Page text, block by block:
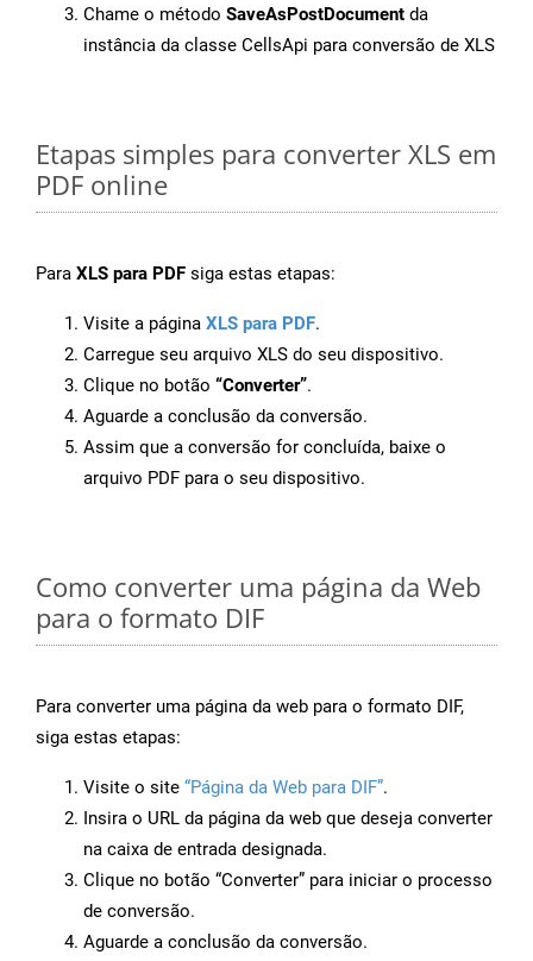
Chame o método SaveAsPostDocument da
instância da classe CellsApi para conversão de XLS
Etapas simples para converter XLS em
PDF online
Para XLS para PDF siga estas etapas:
Visite a página XLS para PDF.
Carregue seu arquivo XLS do seu dispositivo.
Clique no botão “Converter”.
Aguarde a conclusão da conversão.
Assim que a conversão for concluída, baixe o
arquivo PDF para o seu dispositivo.
Como converter uma página da Web
para o formato DIF
Para converter uma página da web para o formato DIF,
siga estas etapas:
Visite o site “Página da Web para DIF”.
Insira o URL da página da web que deseja converter
na caixa de entrada designada.
Clique no botão “Converter” para iniciar o processo
de conversão.
Aguarde a conclusão da conversão.